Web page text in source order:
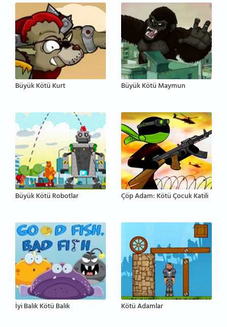
Büyük Kötü Kurt Büyük Kötü Maymun
Büyük Kötü Robotlar Çöp Adam: Kötü Çocuk Katili
İyi Balık Kötü Balık Kötü Adamlar